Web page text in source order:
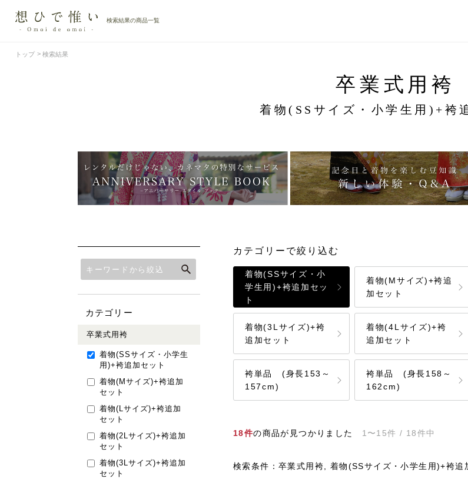
検索結果の商品一覧
トップ 検索結果
卒業式用袴
着物(SSサイズ・小学生用)+袴
カテゴリー
卒業式用袴
着物(SSサイズ・小学生
用)+袴追加セット
着物(Mサイズ)+袴追加
セット
着物(Lサイズ)+袴追加
セット
着物(2Lサイズ)+袴追加
セット
着物(3Lサイズ)+袴追加
セット
カテゴリーで絞り込む
着物(SSサイズ・小
学生用)+袴追加セッ
ト
着物(Mサイズ)+袴追
加セット
着物(3Lサイズ)+袴
追加セット
着物(4Lサイズ)+袴
追加セット
袴単品 (身長153～
157cm)
袴単品 (身長158～
162cm)
18件の商品が見つかりました 1〜15件 / 18件中
検索条件：卒業式用袴, 着物(SSサイズ・小学生用)+袴